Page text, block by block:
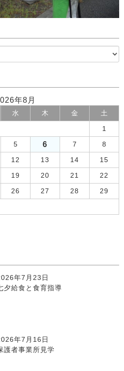
年8月
水 木 金 土
1
5 6 7 8
12 13 14 15
19 20 21 22
26 27 28 29
年7月23日
夕給食と食育指導
年7月16日
護者事業所見学